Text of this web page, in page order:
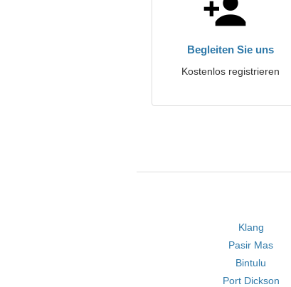
Begleiten Sie uns
Kostenlos registrieren
Klang
Pasir Mas
Bintulu
Port Dickson